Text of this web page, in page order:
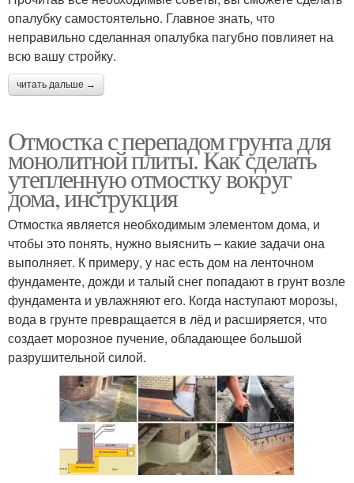
опалубку самостоятельно. Главное знать, что
неправильно сделанная опалубка пагубно повлияет на
всю вашу стройку.
читать дальше →
Отмостка с перепадом грунта для
монолитной плиты. Как сделать
утепленную отмостку вокруг
дома, инструкция
Отмостка является необходимым элементом дома, и
чтобы это понять, нужно выяснить – какие задачи она
выполняет. К примеру, у нас есть дом на ленточном
фундаменте, дожди и талый снег попадают в грунт возле
фундамента и увлажняют его. Когда наступают морозы,
вода в грунте превращается в лёд и расширяется, что
создает морозное пучение, обладающее большой
разрушительной силой.